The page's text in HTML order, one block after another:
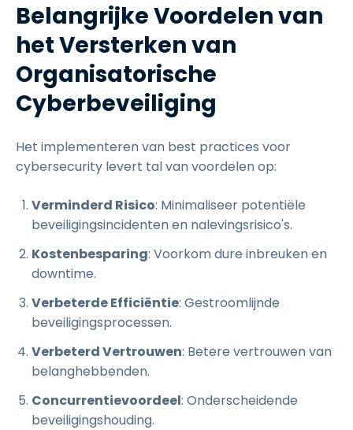
Belangrijke Voordelen van
het Versterken van
Organisatorische
Cyberbeveiliging
Het implementeren van best practices voor
cybersecurity levert tal van voordelen op:
Verminderd Risico: Minimaliseer potentiële
beveiligingsincidenten en nalevingsrisico's.
Kostenbesparing: Voorkom dure inbreuken en
downtime.
Verbeterde Efficiëntie: Gestroomlijnde
beveiligingsprocessen.
Verbeterd Vertrouwen: Betere vertrouwen van
belanghebbenden.
Concurrentievoordeel: Onderscheidende
beveiligingshouding.